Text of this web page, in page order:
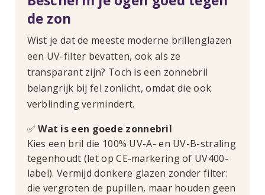
de zon
Wist je dat de meeste moderne brillenglazen
een UV-filter bevatten, ook als ze
transparant zijn? Toch is een zonnebril
belangrijk bij fel zonlicht, omdat die ook
verblinding vermindert.
✅Wat is een goede zonnebril
Kies een bril die 100% UV-A- en UV-B-straling
tegenhoudt (let op CE-markering of UV400-
label). Vermijd donkere glazen zonder filter:
die vergroten de pupillen, maar houden geen